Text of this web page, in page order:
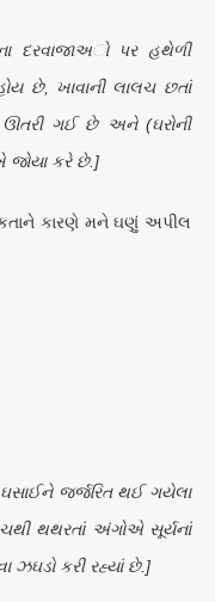
દરવાજાઅો પર હથેળી
છે, ખાવાની લાલચ છતાં
ઊતરી ગઈ છે અને (ઘરોની
કરે છે.]
કારણે મને ઘણું અપીલ
જર્જરિત થઈ ગયેલા
થથરતાં અંગોએ સૂર્યનાં
ઝઘડો કરી રહ્યાં છે.]